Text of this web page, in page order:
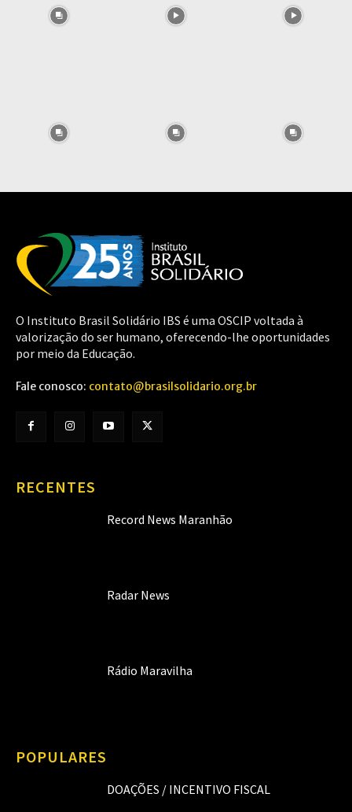
O Instituto Brasil Solidário IBS é uma OSCIP voltada à
valorização do ser humano, oferecendo-lhe oportunidades
por meio da Educação.
Fale conosco: contato@brasilsolidario.org.br
RECENTES
Record News Maranhão
Radar News
Rádio Maravilha
POPULARES
DOAÇÕES / INCENTIVO FISCAL